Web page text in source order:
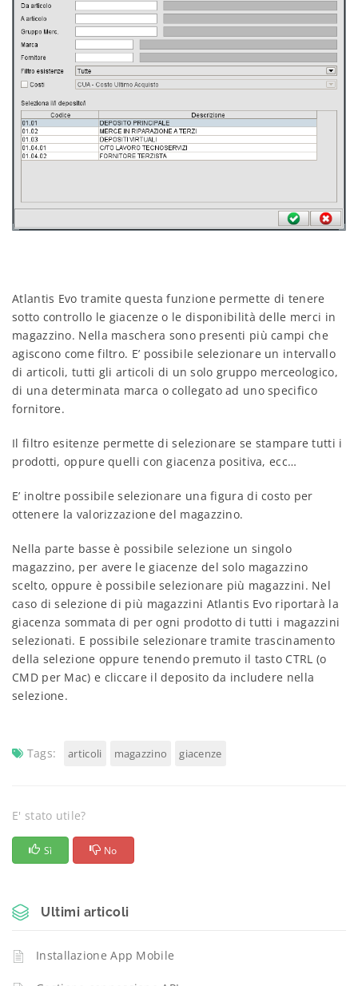
Atlantis Evo tramite questa funzione permette di tenere
sotto controllo le giacenze o le disponibilità delle merci in
magazzino. Nella maschera sono presenti più campi che
agiscono come filtro. E’ possibile selezionare un intervallo
di articoli, tutti gli articoli di un solo gruppo merceologico,
di una determinata marca o collegato ad uno specifico
fornitore.
Il filtro esitenze permette di selezionare se stampare tutti i
prodotti, oppure quelli con giacenza positiva, ecc…
E’ inoltre possibile selezionare una figura di costo per
ottenere la valorizzazione del magazzino.
Nella parte basse è possibile selezione un singolo
magazzino, per avere le giacenze del solo magazzino
scelto, oppure è possibile selezionare più magazzini. Nel
caso di selezione di più magazzini Atlantis Evo riportarà la
giacenza sommata di per ogni prodotto di tutti i magazzini
selezionati. E possibile selezionare tramite trascinamento
della selezione oppure tenendo premuto il tasto CTRL (o
CMD per Mac) e cliccare il deposito da includere nella
selezione.
Tags: articoli magazzino giacenze
E' stato utile?
Sì No
Ultimi articoli
Installazione App Mobile